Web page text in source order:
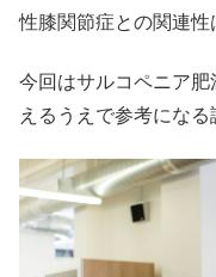
性膝関節症との関連性
今回はサルコペニア
えるうえで参考にな